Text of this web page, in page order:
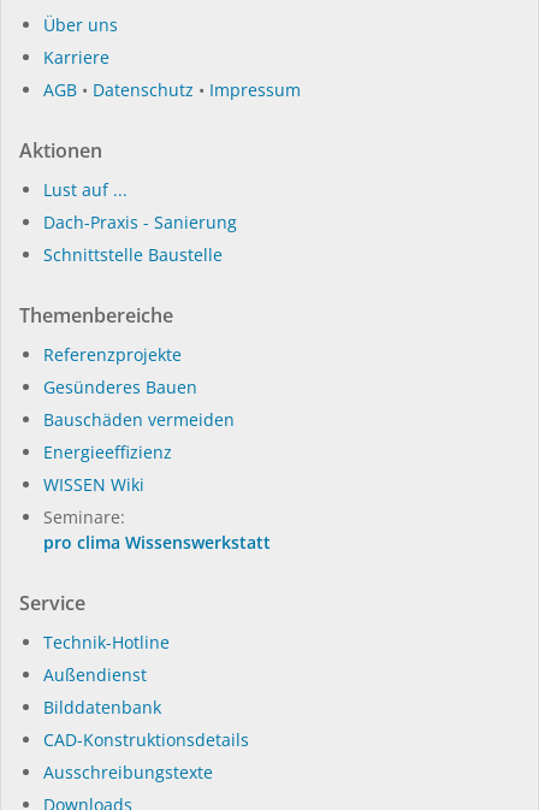
Über uns
Karriere
AGB • Datenschutz • Impressum
Aktionen
Lust auf ...
Dach-Praxis - Sanierung
Schnittstelle Baustelle
Themenbereiche
Referenzprojekte
Gesünderes Bauen
Bauschäden vermeiden
Energieeffizienz
WISSEN Wiki
Seminare:
pro clima Wissenswerkstatt
Service
Technik-Hotline
Außendienst
Bilddatenbank
CAD-Konstruktionsdetails
Ausschreibungstexte
Downloads